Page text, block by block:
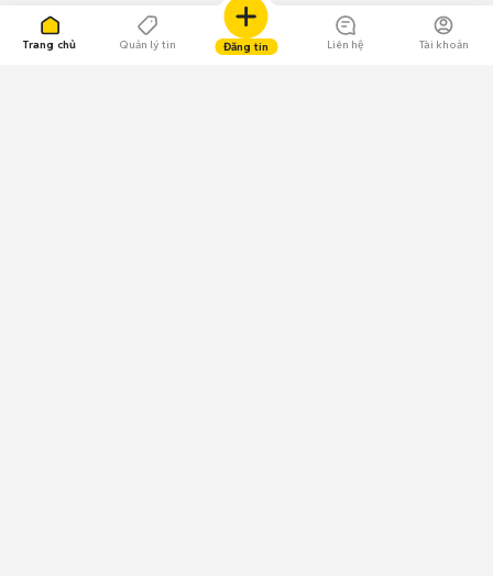
Trang chủ Quản lý tin Đăng tin Liên hệ Tài khoản